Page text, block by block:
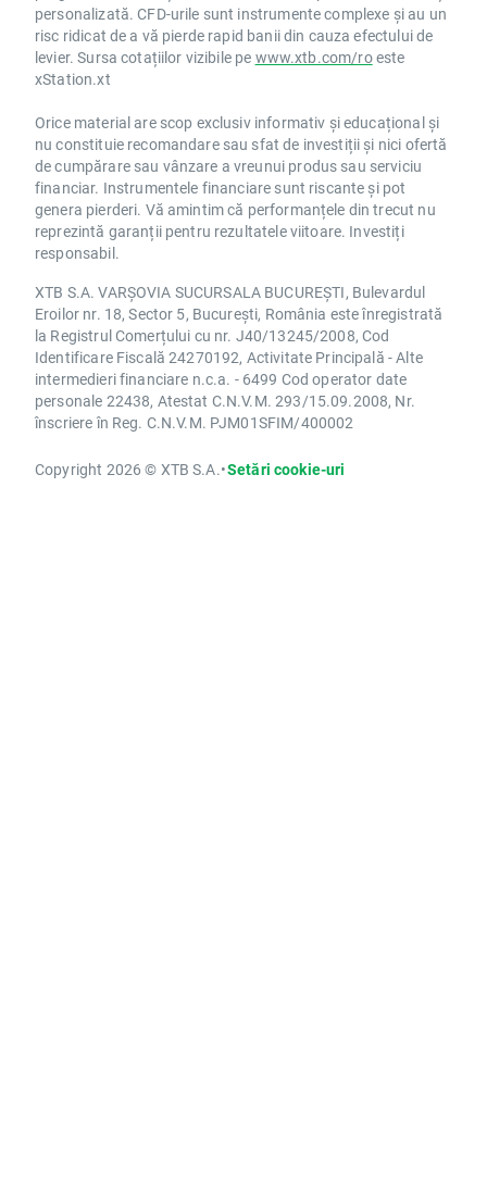
personalizată. CFD-urile sunt instrumente complexe și au un
risc ridicat de a vă pierde rapid banii din cauza efectului de
levier. Sursa cotațiilor vizibile pe www.xtb.com/roeste
xStation.xt
Orice material are scop exclusiv informativ și educațional și
nu constituie recomandare sau sfat de investiții și nici ofertă
de cumpărare sau vânzare a vreunui produs sau serviciu
financiar. Instrumentele financiare sunt riscante și pot
genera pierderi. Vă amintim că performanțele din trecut nu
reprezintă garanții pentru rezultatele viitoare. Investiți
responsabil.
XTB S.A. VARȘOVIA SUCURSALA BUCUREȘTI, Bulevardul
Eroilor nr. 18, Sector 5, București, România este înregistrată
la Registrul Comerțului cu nr. J40/13245/2008, Cod
Identificare Fiscală 24270192, Activitate Principală - Alte
intermedieri financiare n.c.a. - 6499 Cod operator date
personale 22438, Atestat C.N.V.M. 293/15.09.2008, Nr.
înscriere în Reg. C.N.V.M. PJM01SFIM/400002
Copyright 2026 © XTB S.A.•Setări cookie-uri